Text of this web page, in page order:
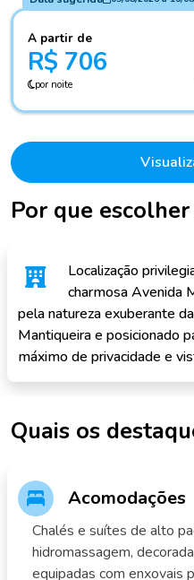
Por que
Localização
charmosa Avenida
pela natureza exuberante
Mantiqueira e posicionado
máximo de privacidade e
A partir de
R$ 706
por noite
Quais os
Acomodações
Chalés e suítes de alto
hidromassagem,
equipadas com enxovais